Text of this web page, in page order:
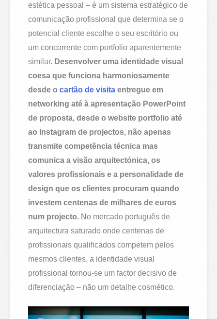
estética pessoal – é um sistema estratégico de
comunicação profissional que determina se o
potencial cliente escolhe o seu escritório ou
um concorrente com portfolio aparentemente
similar. Desenvolver uma identidade visual
coesa que funciona harmoniosamente
desde ocartão de visita entregue em
networking até à apresentação PowerPoint
de proposta, desde o website portfolio até
ao Instagram de projectos, não apenas
transmite competência técnica mas
comunica a visão arquitectónica, os
valores profissionais e a personalidade de
design que os clientes procuram quando
investem centenas de milhares de euros
num projecto. No mercado português de
arquitectura saturado onde centenas de
profissionais qualificados competem pelos
mesmos clientes, a identidade visual
profissional tornou-se um factor decisivo de
diferenciação – não um detalhe cosmético.